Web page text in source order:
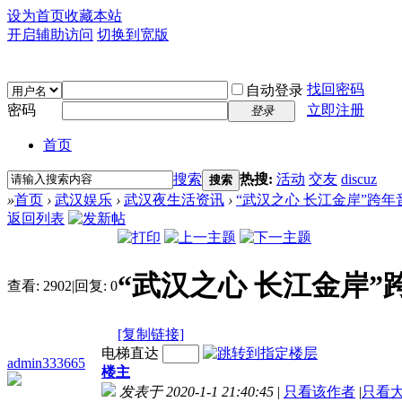
设为首页收藏本站
开启辅助访问 切换到宽版
自动登录 找回密码
密码
登录 立即注册
首页
搜索 搜索 热搜: 活动 交友 discuz
»首页 › 武汉娱乐 › 武汉夜生活资讯 › “武汉之心 长江金岸”跨年
返回列表
查看: 2902|回复: 0“武汉之心 长江金岸”
[复制链接]
admin333665
电梯直达
楼主
发表于 2020-1-1 21:40:45 | 只看该作者 |只看